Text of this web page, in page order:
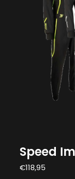
Speed
€118,95